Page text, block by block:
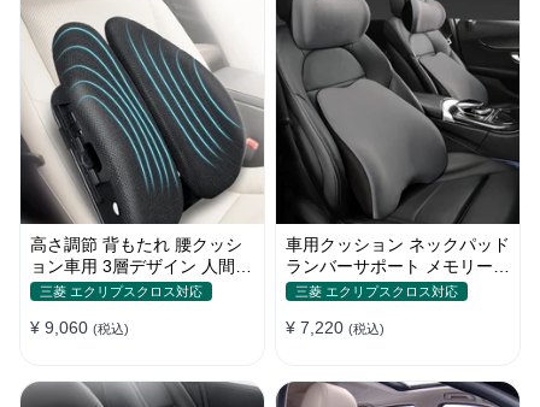
高さ調節 背もたれ 腰クッシ
ョン車用 3層デザイン 人間工
学デザイン 姿勢サポート
三菱 エクリプスクロス対応
¥ 9,060 (税込)
車用クッション ネックパッド
ランバーサポート メモリーフ
ォーム 姿勢 人間工学 疲労回
三菱 エクリプスクロス対応
¥ 7,220 (税込)